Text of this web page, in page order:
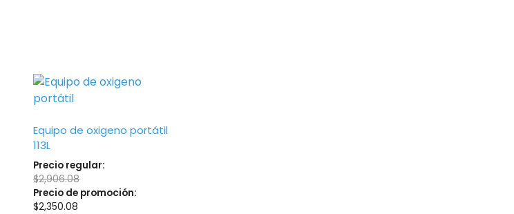
Equipo de oxigeno portátil
113L
Precio regular:
$2,906.08
Precio de promoción:
$2,350.08